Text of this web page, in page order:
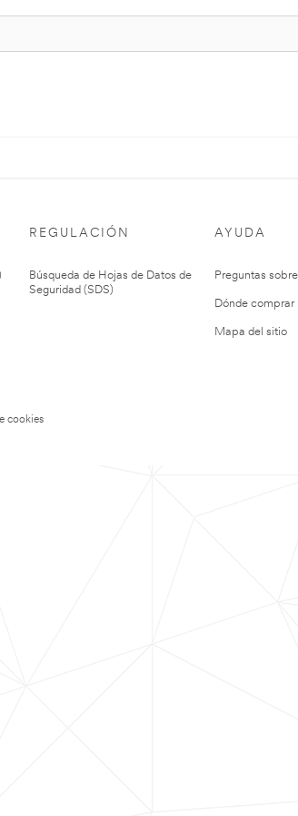
REGULACIÓN
Búsqueda de Hojas de Datos de
Seguridad (SDS)
AYUDA
Preguntas
Dónde comprar
Mapa del sitio
cookies